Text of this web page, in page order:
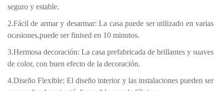
seguro y estable.
2.Fácil de armar y desarmar: La casa puede ser utilizado en varias
ocasiones,puede ser finised en 10 minutos.
3.Hermosa decoración: La casa prefabricada de brillantes y suaves
de color, con buen efecto de la decoración.
4.Diseño Flexible: El diseño interior y las instalaciones pueden ser